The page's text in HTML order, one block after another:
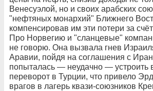
Венесуэлой, но и своих арабских
"нефтяных монархий" Ближнего
компенсировав им эти потери за
Про Норвегию и "сланцевые"
не говорю. Она вызвала гнев
Аравии, пойдя на соглашения с
попыталась — неудачно — устроить
переворот в Турции, что привело
врагов в лагерь квази-союзников